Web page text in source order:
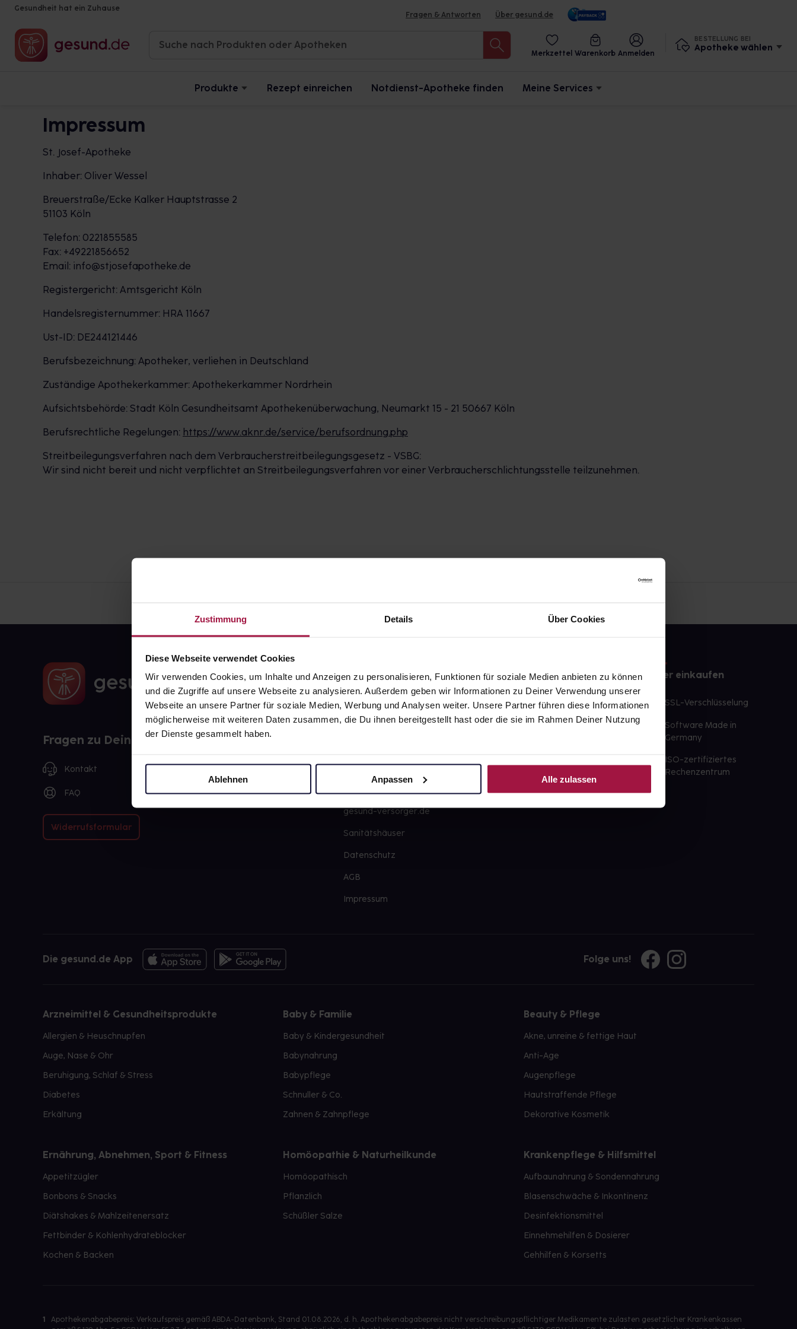
Zustimmung Details Über Cookies
Diese Webseite verwendet Cookies
Wir verwenden Cookies, um Inhalte und Anzeigen zu personalisieren, Funktionen für soziale Medien anbieten zu können
und die Zugriffe auf unsere Webseite zu analysieren. Außerdem geben wir Informationen zu Deiner Verwendung unserer
Webseite an unsere Partner für soziale Medien, Werbung und Analysen weiter. Unsere Partner führen diese Informationen
möglicherweise mit weiteren Daten zusammen, die Du ihnen bereitgestellt hast oder die sie im Rahmen Deiner Nutzung
der Dienste gesammelt haben.
Ablehnen Anpassen Alle zulassen
Gesundheit hat ein Zuhause
Fragen & Antworten Über gesund.de
Merkzettel Warenkorb Anmelden
BESTELLUNG BEI
Apotheke wählen
Produkte Rezept einreichen Notdienst-Apotheke finden Meine Services
Impressum
St. Josef-Apotheke
Inhaber: Oliver Wessel
Breuerstraße/Ecke Kalker Hauptstrasse 2
51103 Köln
Telefon: 0221855585
Fax: +49221856652
Email: info@stjosefapotheke.de
Registergericht: Amtsgericht Köln
Handelsregisternummer: HRA 11667
Ust-ID: DE244121446
Berufsbezeichnung: Apotheker, verliehen in Deutschland
Zuständige Apothekerkammer: Apothekerkammer Nordrhein
Aufsichtsbehörde: Stadt Köln Gesundheitsamt Apothekenüberwachung, Neumarkt 15 - 21 50667 Köln
Berufsrechtliche Regelungen: https://www.aknr.de/service/berufsordnung.php
Streitbeilegungsverfahren nach dem Verbraucherstreitbeilegungsgesetz - VSBG:
Wir sind nicht bereit und nicht verpflichtet an Streitbeilegungsverfahren vor einer Verbraucherschlichtungsstelle teilzunehmen.
Fragen zu Deiner Bestellung?
Kontakt
FAQ
Widerrufsformular
gesund.de
Über uns
Karriere
Barrierefreiheitserklärung
gesund-versorger.de
Sanitätshäuser
Datenschutz
AGB
Impressum
Unsere Vorteile
Ausgewählte Wunschprodukte
sofort abholbereit
Große Auswahl an Apotheken
Sicher einkaufen
SSL-Verschlüsselung
Software Made in
Germany
ISO-zertifiziertes
Rechenzentrum
Die gesund.de App Folge uns!
Arzneimittel & Gesundheitsprodukte
Allergien & Heuschnupfen
Auge, Nase & Ohr
Beruhigung, Schlaf & Stress
Diabetes
Erkältung
Baby & Familie
Baby & Kindergesundheit
Babynahrung
Babypflege
Schnuller & Co.
Zahnen & Zahnpflege
Beauty & Pflege
Akne, unreine & fettige Haut
Anti-Age
Augenpflege
Hautstraffende Pflege
Dekorative Kosmetik
Ernährung, Abnehmen, Sport & Fitness
Appetitzügler
Bonbons & Snacks
Diätshakes & Mahlzeitenersatz
Fettbinder & Kohlenhydrateblocker
Kochen & Backen
Homöopathie & Naturheilkunde
Homöopathisch
Pflanzlich
Schüßler Salze
Krankenpflege & Hilfsmittel
Aufbaunahrung & Sondennahrung
Blasenschwäche & Inkontinenz
Desinfektionsmittel
Einnehmehilfen & Dosierer
Gehhilfen & Korsetts
1
Apothekenabgabepreis: Verkaufspreis gemäß ABDA-Datenbank, Stand 01.08.2026, d. h. Apothekenabgabepreis nicht verschreibungspflichtiger Medikamente zulasten gesetzlicher Krankenkassen